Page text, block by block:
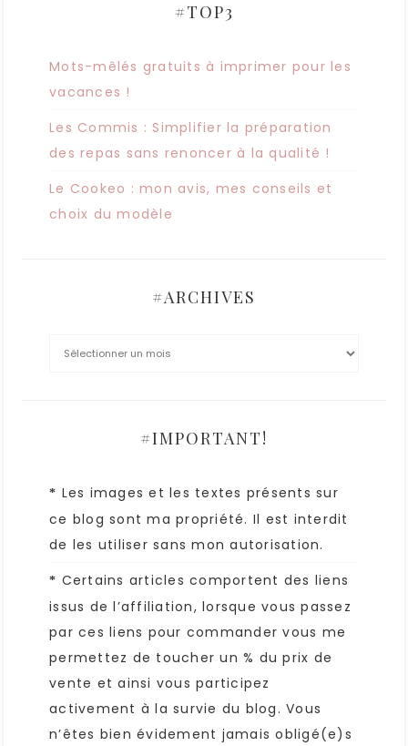
#TOP3
Mots-mêlés gratuits à imprimer pour les
vacances !
Les Commis : Simplifier la préparation
des repas sans renoncer à la qualité !
Le Cookeo : mon avis, mes conseils et
choix du modèle
#ARCHIVES
#IMPORTANT!
* Les images et les textes présents sur
ce blog sont ma propriété. Il est interdit
de les utiliser sans mon autorisation.
* Certains articles comportent des liens
issus de l’affiliation, lorsque vous passez
par ces liens pour commander vous me
permettez de toucher un % du prix de
vente et ainsi vous participez
activement à la survie du blog. Vous
n’êtes bien évidement jamais obligé(e)s